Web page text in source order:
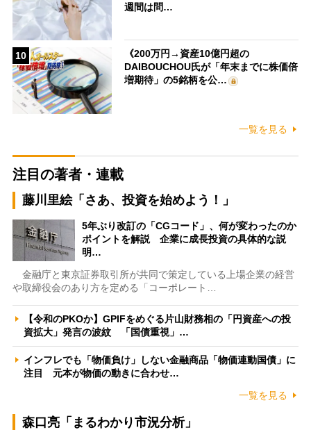
週間は問…
10
《200万円→資産10億円超の
DAIBOUCHOU氏が「年末までに株価倍
増期待」の5銘柄を公…
一覧を見る
注目の著者・連載
藤川里絵「さあ、投資を始めよう！」
5年ぶり改訂の「CGコード」、何が変わったのか
ポイントを解説 企業に成長投資の具体的な説
明…
金融庁と東京証券取引所が共同で策定している上場企業の経営
や取締役会のあり方を定める「コーポレート…
【令和のPKOか】GPIFをめぐる片山財務相の「円資産への投
資拡大」発言の波紋 「国債重視」…
インフレでも「物価負け」しない金融商品「物価連動国債」に
注目 元本が物価の動きに合わせ…
一覧を見る
森口亮「まるわかり市況分析」